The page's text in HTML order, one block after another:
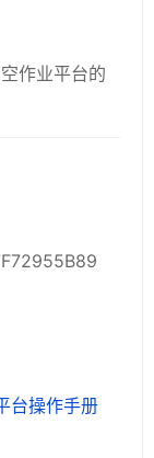
作业平台的
台操作手册